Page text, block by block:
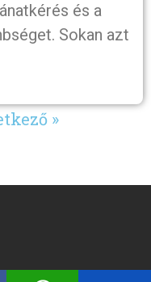
és a
Sokan azt
»